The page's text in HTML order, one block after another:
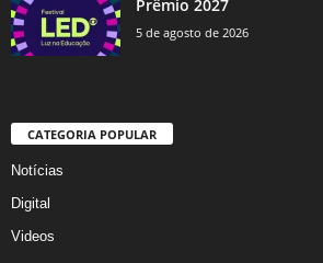
Prêmio 2027
5 de agosto de 2026
CATEGORIA POPULAR
Notícias
Digital
Videos